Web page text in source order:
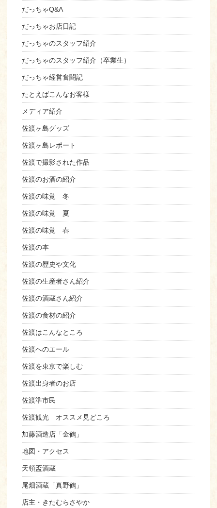
だっちゃQ&A
だっちゃお店日記
だっちゃのスタッフ紹介
だっちゃのスタッフ紹介（卒業生）
だっちゃ経営奮闘記
たとえばこんなお客様
メディア紹介
佐渡ヶ島グッズ
佐渡ヶ島レポート
佐渡で撮影された作品
佐渡のお酒の紹介
佐渡の味覚 冬
佐渡の味覚 夏
佐渡の味覚 春
佐渡の本
佐渡の歴史や文化
佐渡の生産者さん紹介
佐渡の酒蔵さん紹介
佐渡の食材の紹介
佐渡はこんなところ
佐渡へのエール
佐渡を東京で楽しむ
佐渡出身者のお店
佐渡準市民
佐渡観光 オススメ見どころ
加藤酒造店「金鶴」
地図・アクセス
天領盃酒蔵
尾畑酒蔵「真野鶴」
店主・きたむらさやか